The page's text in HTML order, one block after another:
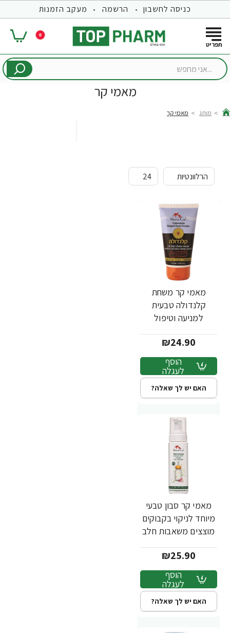
כניסה לחשבון הרשמה מעקב הזמנות
0
...אני
מאמי קר
מותג מאמי קר
מאמי קר משחת
קלנדולה טבעית
למניעה וטיפול
120 מ"ל
₪24.90
הוסף
לעגלה
האם יש לך שאלה?
מאמי קר סבון טבעי
מיוחד לניקוי בקבוקים
מוצצים משאבות חלב
₪25.90
הוסף
לעגלה
האם יש לך שאלה?